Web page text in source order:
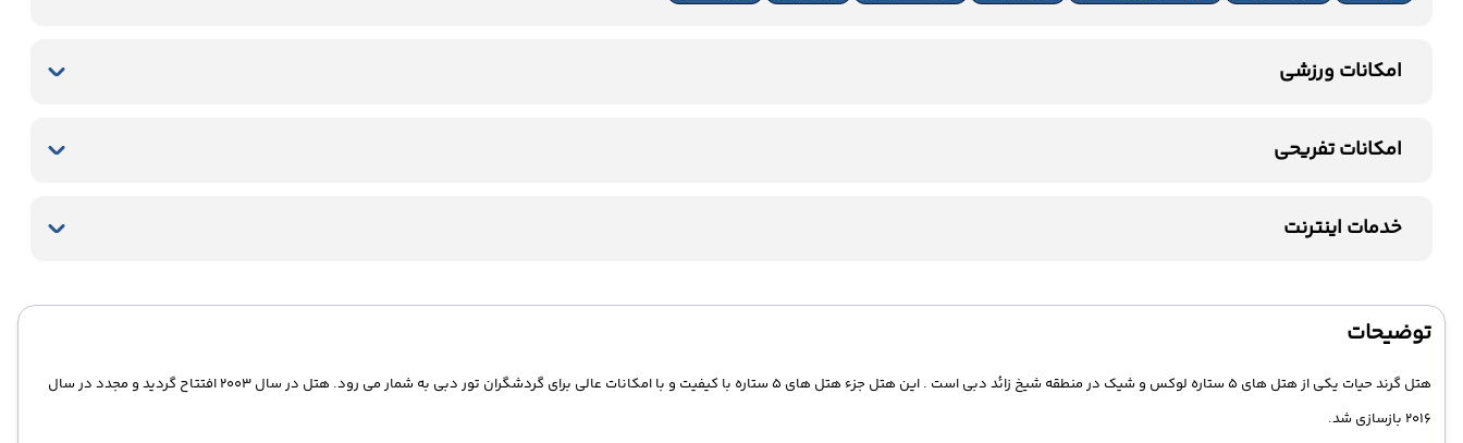
امکانات ورزشی
امکانات تفریحی
خدمات اینترنت
توضیحات
هتل گرند حیات یکی از هتل های 5 ستاره لوکس و شیک در منطقه شیخ زائد دبی است . این هتل جزء هتل های 5 ستاره با کیفیت و با امکانات عالی برای گردشگران تور دبی به شمار می رود. هتل در سال 2003 افتتاح گردید و مجدد در سال
2016 بازسازی شد.